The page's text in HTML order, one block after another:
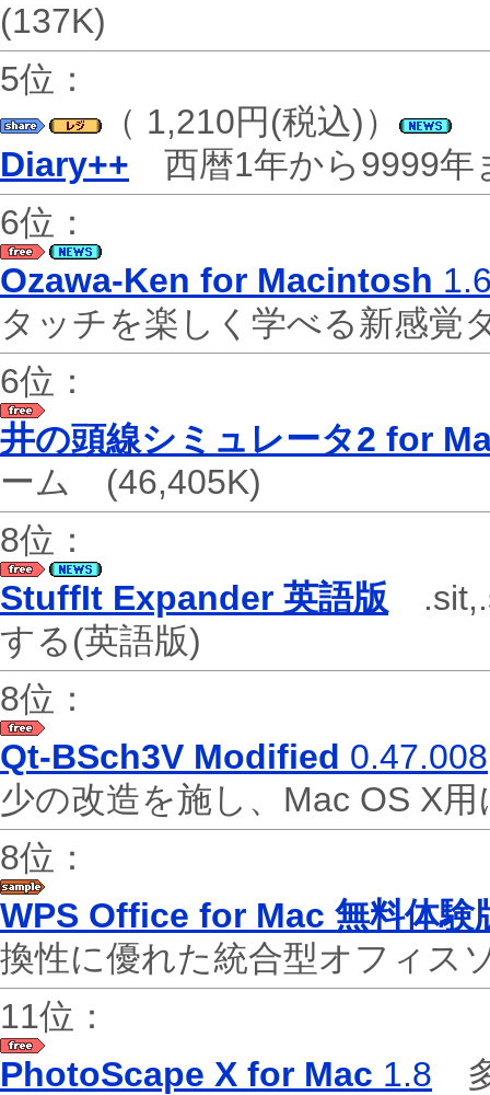
(137K)
5位：
（ 1,210円(税込)）
Diary++ 西暦1年から9999
6位：
Ozawa-Ken for Macintosh
タッチを楽しく学べる新感
6位：
井の頭線シミュレータ2 for
ーム (46,405K)
8位：
StuffIt Expander 英語版
する(英語版)
8位：
Qt-BSch3V Modified 0.47.008
少の改造を施し、Mac OS X
8位：
WPS Office for Mac 無料体験
換性に優れた統合型オフィ
11位：
PhotoScape X for Mac 1.8